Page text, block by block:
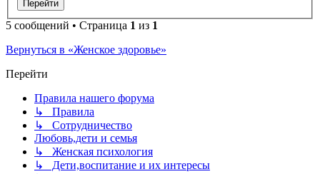
5 сообщений • Страница 1 из 1
Вернуться в «Женское здоровье»
Перейти
Правила нашего форума
↳ Правила
↳ Сотрудничество
Любовь,дети и семья
↳ Женская психология
↳ Дети,воспитание и их интересы